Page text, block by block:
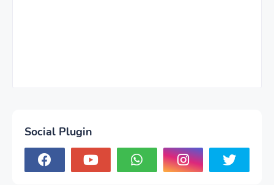
Social Plugin